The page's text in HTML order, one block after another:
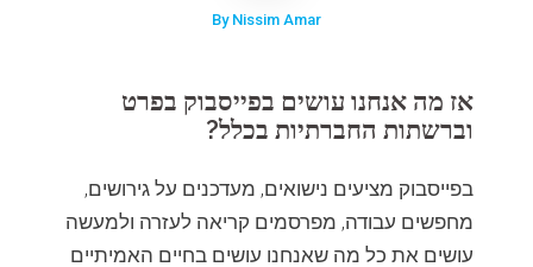
By Nissim Amar
אז מה אנחנו עושים בפייסבוק בפרט
וברשתות החברתיות בכלל?
בפייסבוק מציעים נישואים, מעדכנים על גירושים,
מחפשים עבודה, מפרסמים קריאה לעזרה ולמעשה
עושים את כל מה שאנחנו עושים בחיים האמיתיים